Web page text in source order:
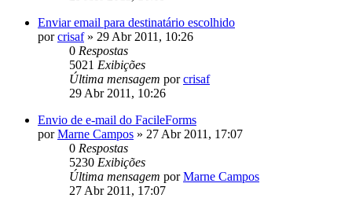
Enviar email para destinatário escolhido
porcrisaf» 29 Abr 2011, 10:26
0 Respostas
5021 Exibições
Última mensagem porcrisaf
29 Abr 2011, 10:26
Envio de e-mail do FacileForms
porMarne Campos » 27 Abr 2011, 17:07
0 Respostas
5230 Exibições
Última mensagem porMarne Campos
27 Abr 2011, 17:07